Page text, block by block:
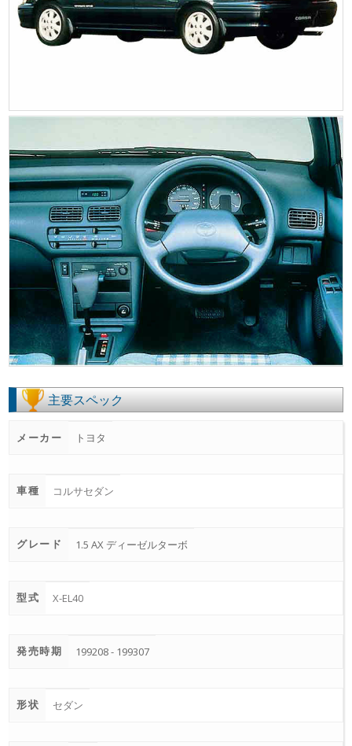
主要スペック
メーカー トヨタ
車種 コルサセダン
グレード 1.5 AX ディーゼルターボ
型式 X-EL40
発売時期 199208 - 199307
形状 セダン